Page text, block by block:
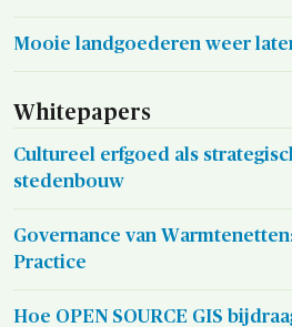
Mooie landgoederen weer
Whitepapers
Cultureel erfgoed als
stedenbouw
Governance van
Practice
Hoe OPEN SOURCE GIS